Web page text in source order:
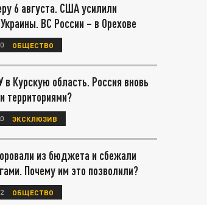
6 августа. США усилили
ВС России – в Орехове
ОБЩЕСТВО
в Курскую область. Россия вновь
территориями?
ЭКСКЛЮЗИВ
из бюджета и сбежали
Почему им это позволили?
ОБЩЕСТВО